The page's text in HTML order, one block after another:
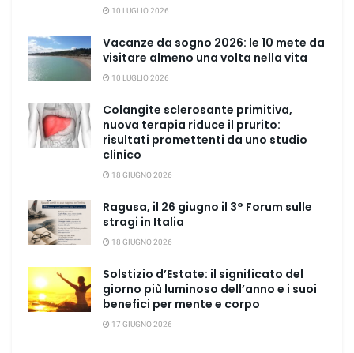
10 LUGLIO 2026
Vacanze da sogno 2026: le 10 mete da
visitare almeno una volta nella vita
10 LUGLIO 2026
Colangite sclerosante primitiva,
nuova terapia riduce il prurito:
risultati promettenti da uno studio
clinico
18 GIUGNO 2026
Ragusa, il 26 giugno il 3° Forum sulle
stragi in Italia
18 GIUGNO 2026
Solstizio d’Estate: il significato del
giorno più luminoso dell’anno e i suoi
benefici per mente e corpo
17 GIUGNO 2026